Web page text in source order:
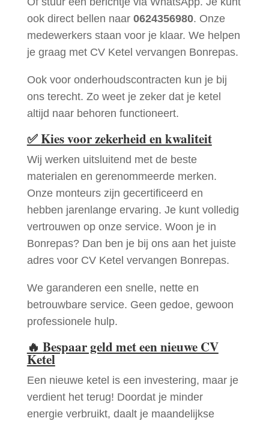
ook direct bellen naar 0624356980. Onze
medewerkers staan voor je klaar. We helpen
je graag met CV Ketel vervangen Bonrepas.
Ook voor onderhoudscontracten kun je bij
ons terecht. Zo weet je zeker dat je ketel
altijd naar behoren functioneert.
✅Kies voor zekerheid en kwaliteit
Wij werken uitsluitend met de beste
materialen en gerenommeerde merken.
Onze monteurs zijn gecertificeerd en
hebben jarenlange ervaring. Je kunt volledig
vertrouwen op onze service. Woon je in
Bonrepas? Dan ben je bij ons aan het juiste
adres voor CV Ketel vervangen Bonrepas.
We garanderen een snelle, nette en
betrouwbare service. Geen gedoe, gewoon
professionele hulp.
🔥 Bespaar geld met een nieuwe CV
Ketel
Een nieuwe ketel is een investering, maar je
verdient het terug! Doordat je minder
energie verbruikt, daalt je maandelijkse